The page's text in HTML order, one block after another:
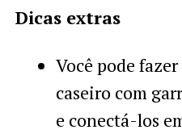
Dicas extras
Você pode
caseiro com
e conectá-los